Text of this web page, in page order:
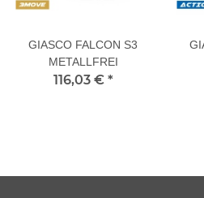
GIASCO FALCON S3
METALLFREI
116,03 € *